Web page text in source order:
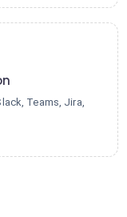
Teams, Jira,